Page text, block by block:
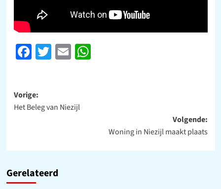
Facebook
Twitter
EmailWhatsApp
Bericht
navigatie
Vorige:
Het Beleg van Niezijl
Volgende:
Woning in Niezijl maakt plaats
Gerelateerd